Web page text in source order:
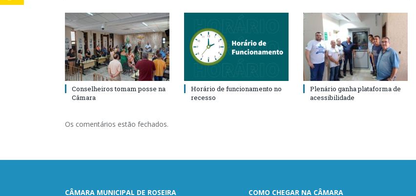
Conselheiros tomam posse na
Câmara
Horário de funcionamento no
recesso
Plenário ganha plataforma de
acessibilidade
Os comentários estão fechados.
CÂMARA MUNICIPAL DE ROSEIRA COMO CHEGAR NA CÂMARA